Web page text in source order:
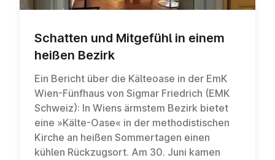
Schatten und Mitgefühl in einem
heißen Bezirk
Ein Bericht über die Kälteoase in der EmK
Wien-Fünfhaus von Sigmar Friedrich (EMK
Schweiz): In Wiens ärmstem Bezirk bietet
eine »Kälte-Oase« in der methodistischen
Kirche an heißen Sommertagen einen
kühlen Rückzugsort. Am 30. Juni kamen